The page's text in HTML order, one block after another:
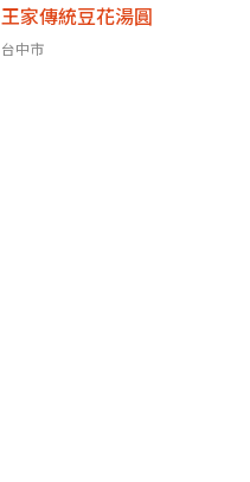
王家傳統豆花湯圓
台中市